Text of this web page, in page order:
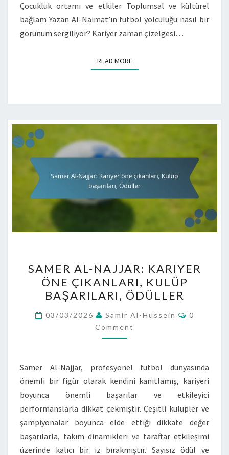
Çocukluk ortamı ve etkiler Toplumsal ve kültürel
bağlam Yazan Al-Naimat’ın futbol yolculuğu nasıl bir
görünüm sergiliyor? Kariyer zaman çizelgesi…
READ MOREREAD MORE
AL-
NAJJAR:
KARIYER
ÖNE
ÇIKANLARI,
KULÜP
ÖDÜLLER
SAMER AL-NAJJAR: KARIYER
ÖNE ÇIKANLARI, KULÜP
BAŞARILARI, ÖDÜLLER
03/03/2026 Samir Al-Hussein Comments
0
Comment
Samer Al-Najjar, profesyonel futbol dünyasında
önemli bir figür olarak kendini kanıtlamış, kariyeri
boyunca önemli başarılar ve etkileyici
performanslarla dikkat çekmiştir. Çeşitli kulüpler ve
şampiyonalar boyunca elde ettiği dikkate değer
başarılarla, takım dinamikleri ve taraftar etkileşimi
üzerinde kalıcı bir iz bırakmıştır. Sayısız ödül ve